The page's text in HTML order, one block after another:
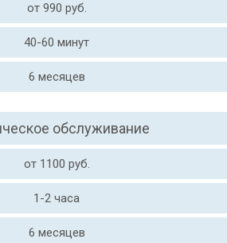
от 990 руб.
40-60 минут
6 месяцев
обслуживание
от 1100 руб.
1-2 часа
6 месяцев